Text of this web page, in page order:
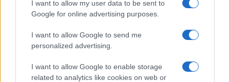
I want to allow my user data to be sent to
Google for online advertising purposes.
I want to allow Google to send me
personalized advertising.
I want to allow Google to enable storage
related to analytics like cookies on web or
Άνω Λιόσια: Διαλευκάνθηκε η υπόθεση του
72χρονου που βρέθηκε νεκρός σε αυτοκίνητο –
Δύο συλλήψεις